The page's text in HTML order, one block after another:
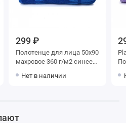
299 ₽
Полотенце для лица 50х90
махровое 360 г/м2 синее
Нет в наличии